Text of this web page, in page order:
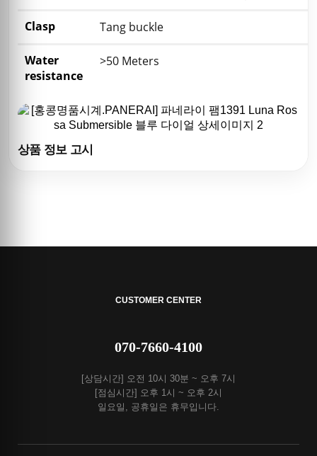
Clasp Tang buckle
Water
resistance
>50 Meters
상품 정보 고시
CUSTOMER CENTER
070-7660-4100
[상담시간] 오전 10시 30분 ~ 오후 7시
[점심시간] 오후 1시 ~ 오후 2시
일요일, 공휴일은 휴무입니다.